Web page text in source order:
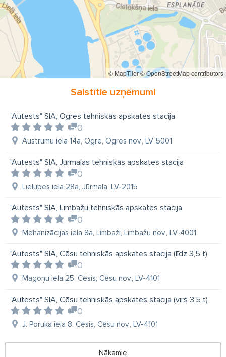
© MapTiler© OpenStreetMap contributors
Saistītie uzņēmumi
"Autests" SIA, Ogres tehniskās apskates stacija
0
Austrumu iela 14a, Ogre, Ogres nov., LV-5001
"Autests" SIA, Jūrmalas tehniskās apskates stacija
0
Lielupes iela 28a, Jūrmala, LV-2015
"Autests" SIA, Limbažu tehniskās apskates stacija
0
Mehanizācijas iela 8a, Limbaži, Limbažu nov., LV-4001
"Autests" SIA, Cēsu tehniskās apskates stacija (līdz 3,5 t)
0
Magoņu iela 25, Cēsis, Cēsu nov., LV-4101
"Autests" SIA, Cēsu tehniskās apskates stacija (virs 3,5 t)
0
J. Poruka iela 8, Cēsis, Cēsu nov., LV-4101
Nākamie